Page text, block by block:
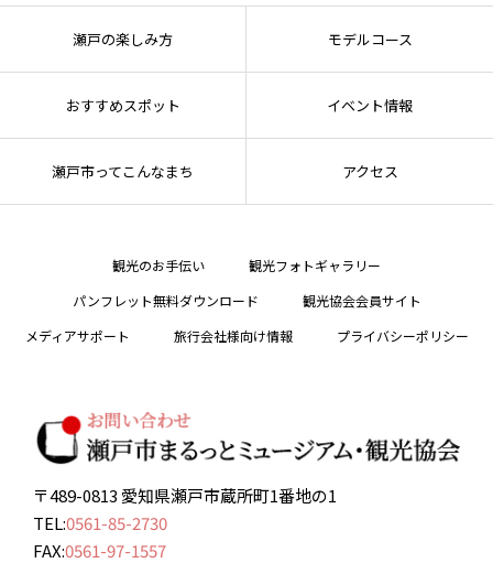
瀬戸の楽しみ方 モデルコース
おすすめスポット イベント情報
瀬戸市ってこんなまち アクセス
観光のお手伝い
観光フォトギャラリー
パンフレット無料ダウンロード
観光協会会員サイト
メディアサポート
旅行会社様向け情報 プライバシーポリシー
〒489-0813 愛知県瀬戸市蔵所町1番地の1
TEL:0561-85-2730
FAX:0561-97-1557